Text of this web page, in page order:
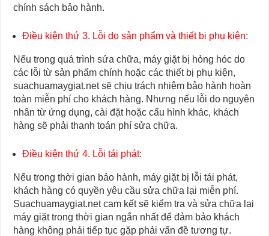
chính sách bảo hành.
Điều kiện thứ 3. Lỗi do sản phẩm và thiết bị phụ kiện:
Nếu trong quá trình sửa chữa, máy giặt bị hỏng hóc do
các lỗi từ sản phẩm chính hoặc các thiết bị phụ kiện,
suachuamaygiat.net sẽ chịu trách nhiệm bảo hành hoàn
toàn miễn phí cho khách hàng. Nhưng nếu lỗi do nguyên
nhân từ ứng dụng, cài đặt hoặc cấu hình khác, khách
hàng sẽ phải thanh toán phí sửa chữa.
Điều kiện thứ 4. Lỗi tái phát:
Nếu trong thời gian bảo hành, máy giặt bị lỗi tái phát,
khách hàng có quyền yêu cầu sửa chữa lại miễn phí.
Suachuamaygiat.net cam kết sẽ kiểm tra và sửa chữa lại
máy giặt trong thời gian ngắn nhất để đảm bảo khách
hàng không phải tiếp tục gặp phải vấn đề tương tự.